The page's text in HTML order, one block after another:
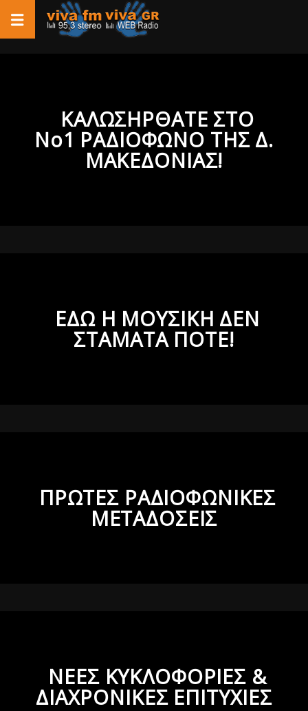
ΚΑΛΩΣΗΡΘΑΤΕ ΣΤΟ
Νο1 ΡΑΔΙΟΦΩΝΟ ΤΗΣ Δ.
ΜΑΚΕΔΟΝΙΑΣ!
ΕΔΩ Η ΜΟΥΣΙΚΗ ΔΕΝ
ΣΤΑΜΑΤΑ ΠΟΤΕ!
ΠΡΩΤΕΣ ΡΑΔΙΟΦΩΝΙΚΕΣ
ΜΕΤΑΔΟΣΕΙΣ
ΝΕΕΣ ΚΥΚΛΟΦΟΡΙΕΣ &
ΔΙΑΧΡΟΝΙΚΕΣ ΕΠΙΤΥΧΙΕΣ